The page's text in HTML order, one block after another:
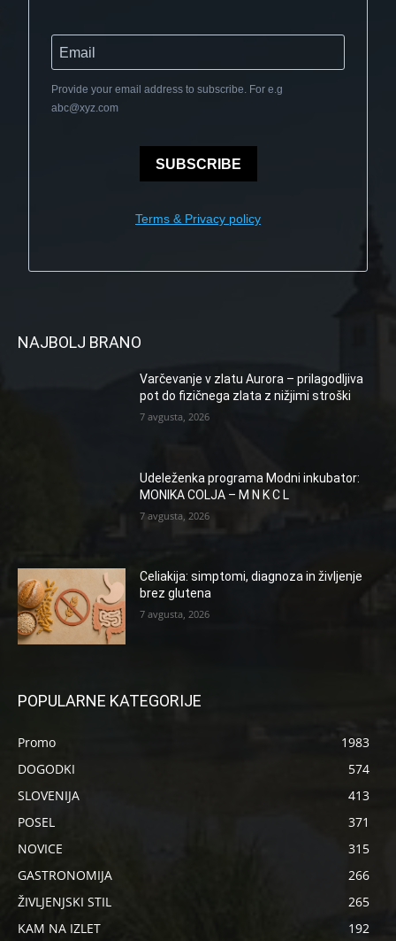
Provide your email address to subscribe. For e.g
abc@xyz.com
SUBSCRIBE
Terms & Privacy policy
NAJBOLJ BRANO
Varčevanje v zlatu Aurora – prilagodljiva
pot do fizičnega zlata z nižjimi stroški
7 avgusta, 2026
Udeleženka programa Modni inkubator:
MONIKA COLJA – M N K C L
7 avgusta, 2026
Celiakija: simptomi, diagnoza in življenje
brez glutena
7 avgusta, 2026
POPULARNE KATEGORIJE
Promo
1983
DOGODKI
574
SLOVENIJA
413
POSEL
371
NOVICE
315
GASTRONOMIJA
266
ŽIVLJENJSKI STIL
265
KAM NA IZLET
192